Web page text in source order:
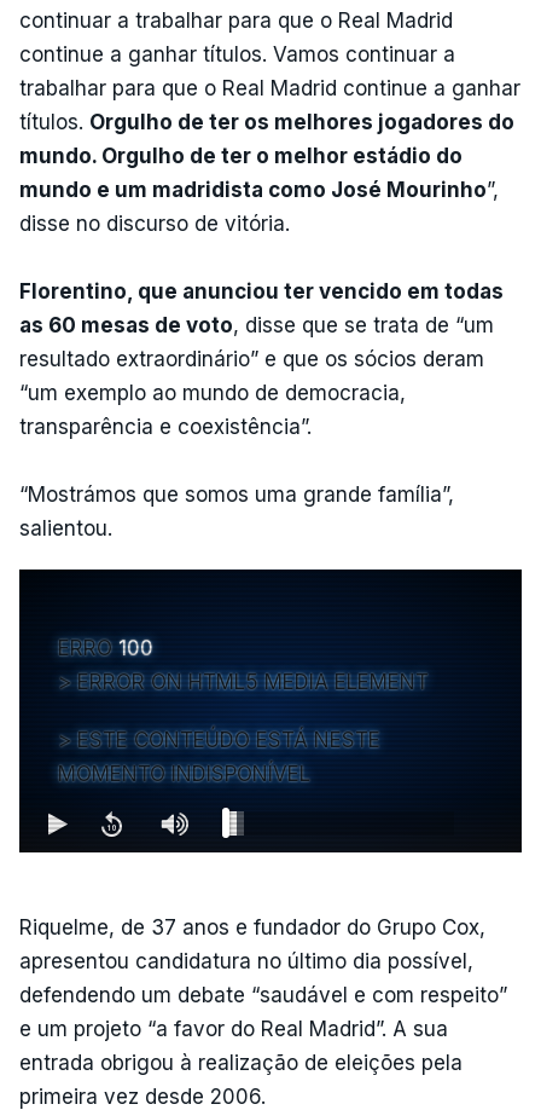
continuar a trabalhar para que o Real Madrid
continue a ganhar títulos. Vamos continuar a
trabalhar para que o Real Madrid continue a ganhar
títulos. Orgulho de ter os melhores jogadores do
mundo. Orgulho de ter o melhor estádio do
mundo e um madridista como José Mourinho”,
disse no discurso de vitória.
Florentino, que anunciou ter vencido em todas
as 60 mesas de voto, disse que se trata de “um
resultado extraordinário” e que os sócios deram
“um exemplo ao mundo de democracia,
transparência e coexistência”.
“Mostrámos que somos uma grande família”,
salientou.
ERRO 100
ERROR ON HTML5 MEDIA ELEMENT
ESTE CONTEÚDO ESTÁ NESTE
MOMENTO INDISPONÍVEL
Riquelme, de 37 anos e fundador do Grupo Cox,
apresentou candidatura no último dia possível,
defendendo um debate “saudável e com respeito”
e um projeto “a favor do Real Madrid”. A sua
entrada obrigou à realização de eleições pela
primeira vez desde 2006.